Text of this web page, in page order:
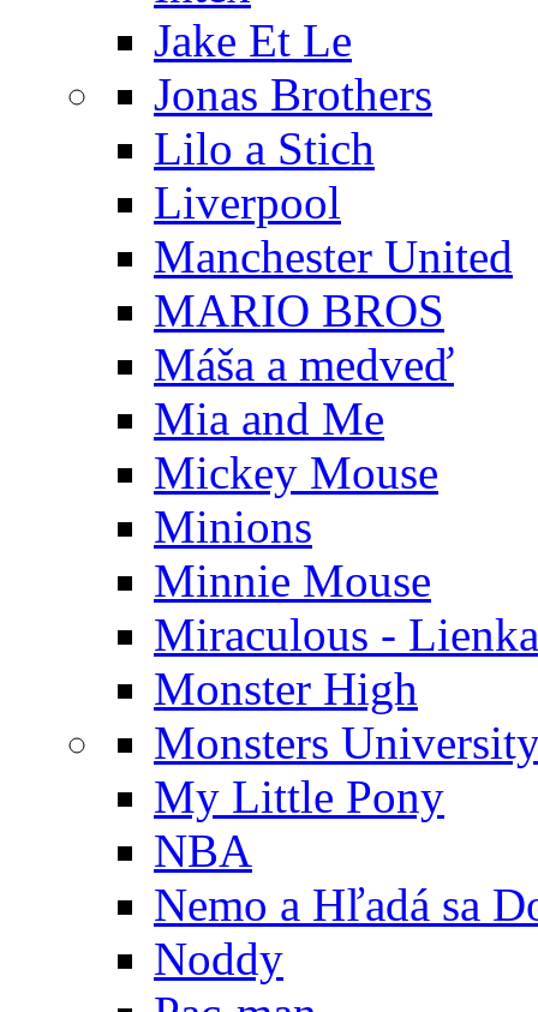
Jake Et Le
Jonas Brothers
Lilo a Stich
Liverpool
Manchester United
MARIO BROS
Máša a medveď
Mia and Me
Mickey Mouse
Minions
Minnie Mouse
Miraculous -
Monster High
Monsters
My Little Pony
NBA
Nemo a Hľadá sa
Noddy